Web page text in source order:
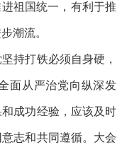
祖国统一，有利于推
潮流。
打铁必须自身硬，
面从严治党向纵深发
成功经验，应该及时
志和共同遵循。大会